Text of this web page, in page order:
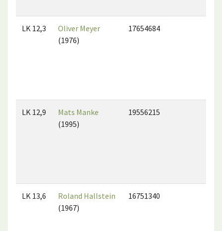
LK 12,3
Oliver Meyer
(1976)
17654684
LK 12,9
Mats Manke
(1995)
19556215
LK 13,6
Roland Hallstein
(1967)
16751340